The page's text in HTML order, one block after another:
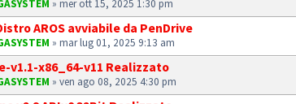
» mer ott 15, 2025 1:30 pm
AROS avviabile da PenDrive
» mar lug 01, 2025 9:13 am
v1.1-x86_64-v11 Realizzato
» ven ago 08, 2025 4:30 pm